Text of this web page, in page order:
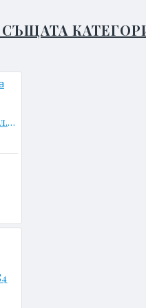
Ел. блок за управление на ел. седалка - A1669008506